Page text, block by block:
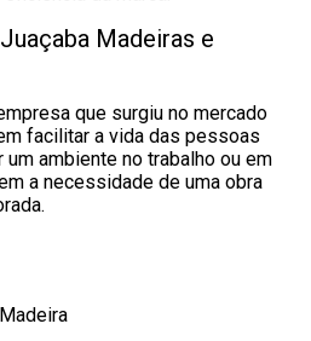
Madeiras e
que surgiu no mercado
facilitar a vida das pessoas
ambiente no trabalho ou em
a necessidade de uma obra